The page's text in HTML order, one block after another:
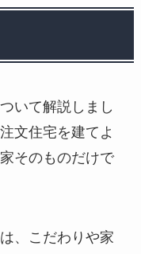
いて解説しまし
文住宅を建てよ
そのものだけで
、こだわりや家